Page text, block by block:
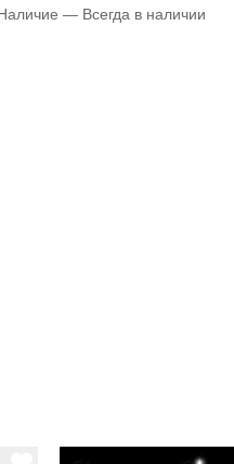
— Всегда в наличии